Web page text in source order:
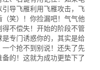
导飞雁利用飞雁攻击，飞
笑）！你捡漏吧！气气他
不偿失！开始的阶段不管
专门诱惑你的，其实是给
个抢不到别说！还失了先
的！这就为成功更垫下了